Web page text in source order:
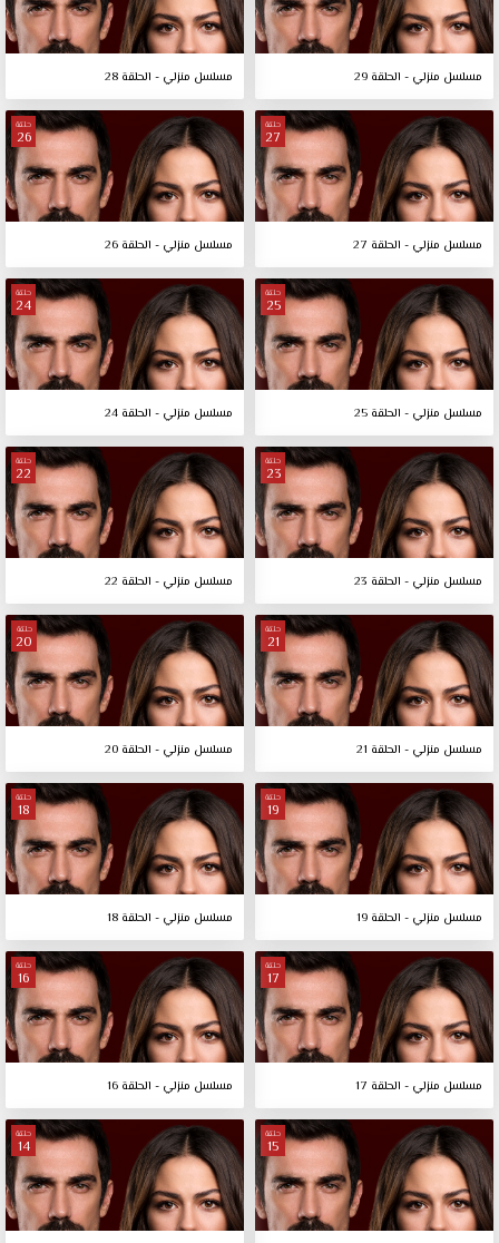
مسلسل منزلي - الحلقة 29 مسلسل منزلي - الحلقة 28
حلقة
27
مسلسل منزلي - الحلقة 27
حلقة
26
مسلسل منزلي - الحلقة 26
حلقة
25
مسلسل منزلي - الحلقة 25
حلقة
24
مسلسل منزلي - الحلقة 24
حلقة
23
مسلسل منزلي - الحلقة 23
حلقة
22
مسلسل منزلي - الحلقة 22
حلقة
21
مسلسل منزلي - الحلقة 21
حلقة
20
مسلسل منزلي - الحلقة 20
حلقة
19
مسلسل منزلي - الحلقة 19
حلقة
18
مسلسل منزلي - الحلقة 18
حلقة
17
مسلسل منزلي - الحلقة 17
حلقة
16
مسلسل منزلي - الحلقة 16
حلقة
15
حلقة
14